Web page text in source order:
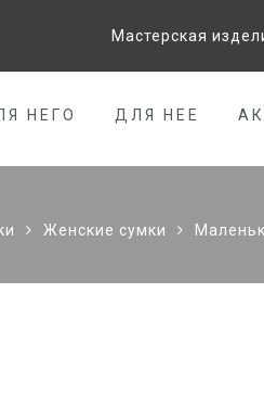
Мастерская
НЕГО ДЛЯ НЕЕ
Женские сумки